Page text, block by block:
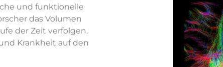
und funktionelle
das Volumen
der Zeit verfolgen,
Krankheit auf den